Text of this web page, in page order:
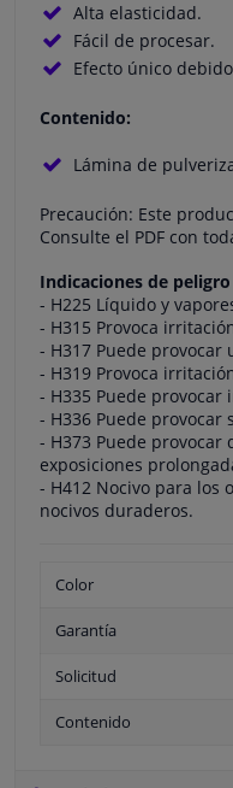
Alta elasticidad.
Fácil de procesar.
Efecto único
Contenido:
Lámina de
Precaución: Este
Consulte el PDF con
Indicaciones de peligro
- H225 Líquido y
- H315 Provoca
- H317 Puede
- H319 Provoca
- H335 Puede
- H336 Puede provocar
- H373 Puede provocar
exposiciones
- H412 Nocivo para los
nocivos duraderos.
Color
Garantía
Solicitud
Contenido